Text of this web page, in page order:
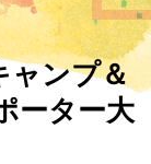
ャンプ＆
ーター大